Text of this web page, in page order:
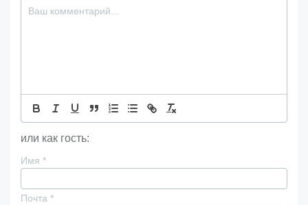
или как гость:
Имя *
Почта *